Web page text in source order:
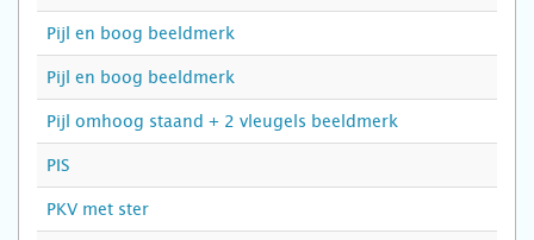
Pijl en boog beeldmerk
Pijl en boog beeldmerk
Pijl omhoog staand + 2 vleugels beeldmerk
PIS
PKV met ster